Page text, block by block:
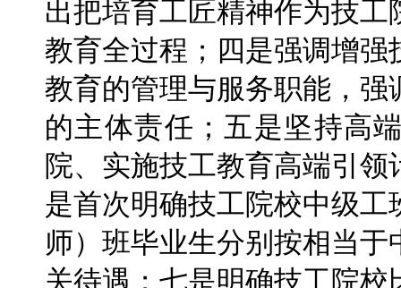
出把培育工匠精神作为技
教育全过程；四是强调增
教育的管理与服务职能，
的主体责任；五是坚持高
院、实施技工教育高端引
是首次明确技工院校中级
师）班毕业生分别按相当
关待遇；七是明确技工院